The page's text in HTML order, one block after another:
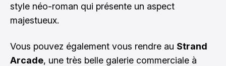
style néo-roman qui présente un aspect
majestueux.
Vous pouvez également vous rendre au Strand
Arcade, une très belle galerie commerciale à